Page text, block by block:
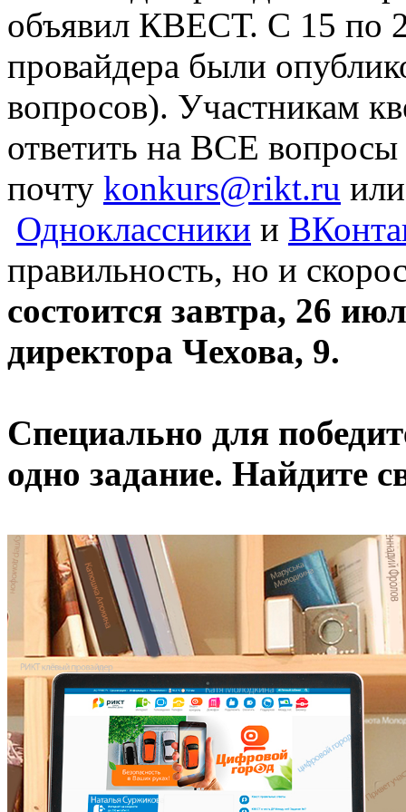
объявил КВЕСТ. С 15 по
провайдера были
вопросов). Участникам
ответить на ВСЕ
почту konkurs@rikt.ru
Одноклассники и
правильность, но и
состоится завтра, 26
директора Чехова, 9.
Специально для
одно задание. Найдите